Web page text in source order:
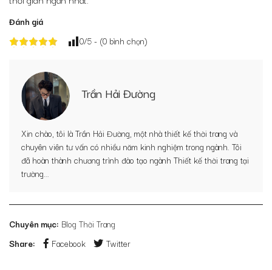
Đánh giá
0/5 - (0 bình chọn)
Trần Hải Đường
Xin chào, tôi là Trần Hải Đường, một nhà thiết kế thời trang và
chuyên viên tư vấn có nhiều năm kinh nghiệm trong ngành. Tôi
đã hoàn thành chương trình đào tạo ngành Thiết kế thời trang tại
trường...
Chuyên mục: Blog Thời Trang
Share:
Facebook Twitter